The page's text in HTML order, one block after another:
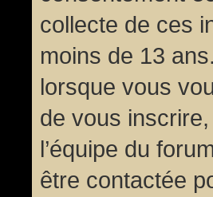
collecte de ces
moins de 13
lorsque vous
de vous
l’équipe du
être contactée